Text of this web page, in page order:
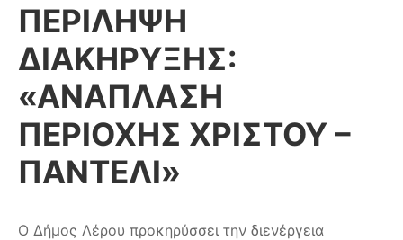
ΠΕΡΙΛΗΨΗ
ΔΙΑΚΗΡΥΞΗΣ:
«ΑΝΑΠΛΑΣΗ
ΠΕΡΙΟΧΗΣ ΧΡΙΣΤΟΥ –
ΠΑΝΤΕΛΙ»
Ο Δήμος Λέρου προκηρύσσει την διενέργεια